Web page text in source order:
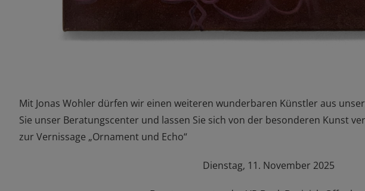
Mit Jonas Wohler dürfen wir einen weiteren wunderbaren Künstler aus
Sie unser Beratungscenter und lassen Sie sich von der besonderen Kunst
zur Vernissage „Ornament und Echo“
Dienstag, 11. November 2025